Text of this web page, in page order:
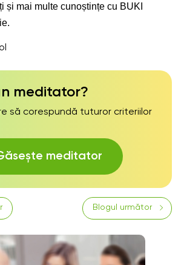
și mai multe cunoștințe cu BUKI
meditator?
să corespundă tuturor criteriilor
meditator
Blogul următor